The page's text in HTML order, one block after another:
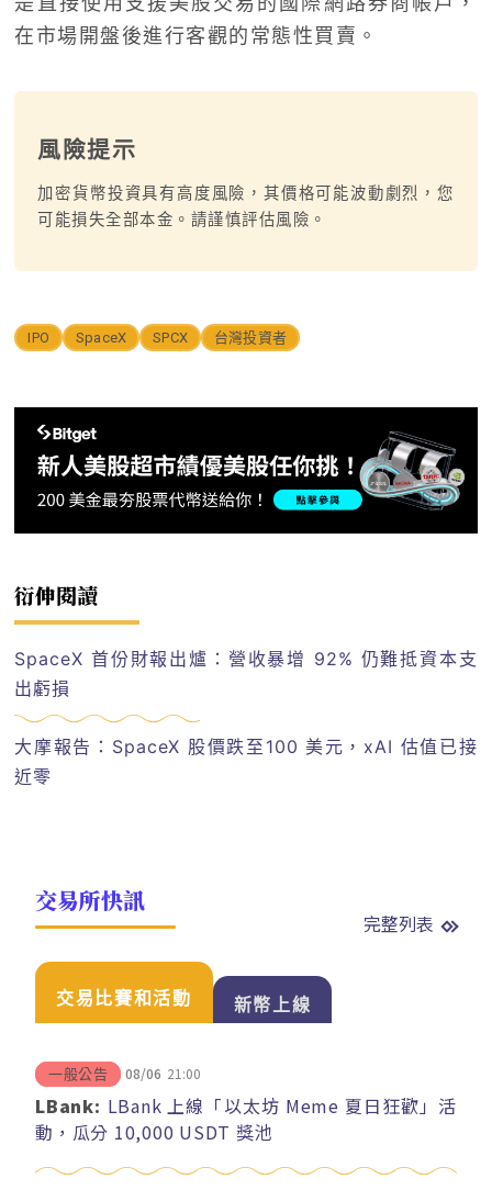
在市場開盤後進行客觀的常態性買賣。
風險提示
加密貨幣投資具有高度風險，其價格可能波動劇烈，您
可能損失全部本金。請謹慎評估風險。
IPO SpaceX SPCX 台灣投資者
衍伸閱讀
SpaceX 首份財報出爐：營收暴增 92% 仍難抵資本支
出虧損
大摩報告：SpaceX 股價跌至100 美元，xAI 估值已接
近零
交易所快訊
完整列表
交易比賽和活動 新幣上線
一般公告 08/06 21:00
LBank: LBank 上線「以太坊 Meme 夏日狂歡」活
動，瓜分 10,000 USDT 獎池